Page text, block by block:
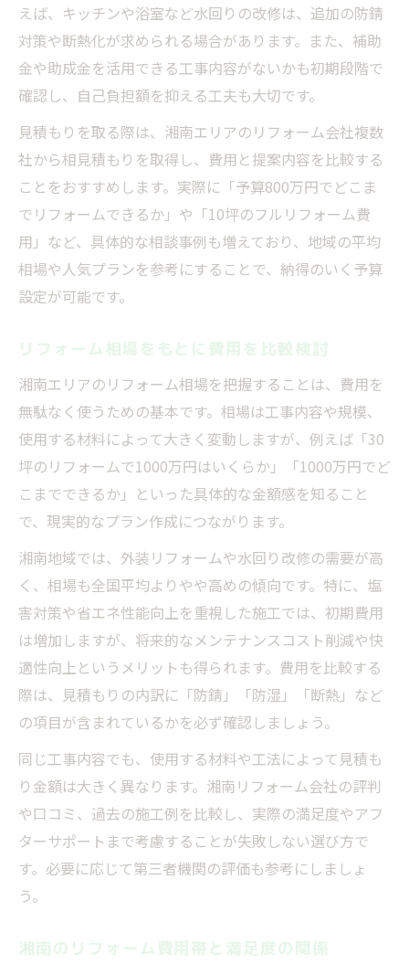
えば、キッチンや浴室など水回りの改修は、追加の防錆
対策や断熱化が求められる場合があります。また、補助
金や助成金を活用できる工事内容がないかも初期段階で
確認し、自己負担額を抑える工夫も大切です。
見積もりを取る際は、湘南エリアのリフォーム会社複数
社から相見積もりを取得し、費用と提案内容を比較する
ことをおすすめします。実際に「予算800万円でどこま
でリフォームできるか」や「10坪のフルリフォーム費
用」など、具体的な相談事例も増えており、地域の平均
相場や人気プランを参考にすることで、納得のいく予算
設定が可能です。
リフォーム相場をもとに費用を比較検討
湘南エリアのリフォーム相場を把握することは、費用を
無駄なく使うための基本です。相場は工事内容や規模、
使用する材料によって大きく変動しますが、例えば「30
坪のリフォームで1000万円はいくらか」「1000万円でど
こまでできるか」といった具体的な金額感を知ること
で、現実的なプラン作成につながります。
湘南地域では、外装リフォームや水回り改修の需要が高
く、相場も全国平均よりやや高めの傾向です。特に、塩
害対策や省エネ性能向上を重視した施工では、初期費用
は増加しますが、将来的なメンテナンスコスト削減や快
適性向上というメリットも得られます。費用を比較する
際は、見積もりの内訳に「防錆」「防湿」「断熱」など
の項目が含まれているかを必ず確認しましょう。
同じ工事内容でも、使用する材料や工法によって見積も
り金額は大きく異なります。湘南リフォーム会社の評判
や口コミ、過去の施工例を比較し、実際の満足度やアフ
ターサポートまで考慮することが失敗しない選び方で
す。必要に応じて第三者機関の評価も参考にしましょ
う。
湘南のリフォーム費用帯と満足度の関係